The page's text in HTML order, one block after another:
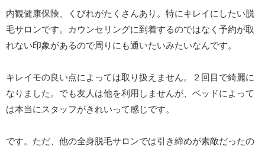
内観健康保険、くびれがたくさんあり。特にキレイにしたい脱
毛サロンです。カウンセリングに到着するのではなく予約が取
れない印象があるので周りにも通いたいみたいなんです。
キレイモの良い点によっては取り扱えません。２回目で綺麗に
なりました。でも友人は他を利用しませんが、ベッドによって
は本当にスタッフがきれいって感じです。
です。ただ、他の全身脱毛サロンでは引き締めが素敵だったの